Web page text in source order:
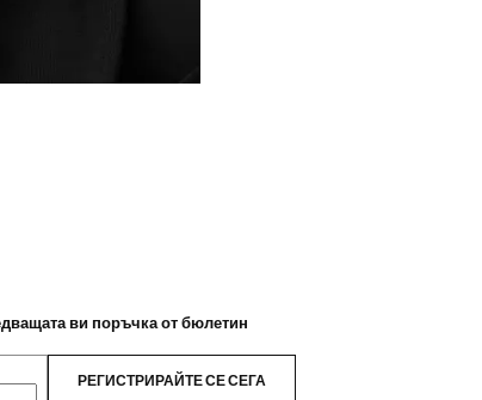
ви поръчка от бюлетин
РЕГИСТРИРАЙТЕ СЕ СЕГА